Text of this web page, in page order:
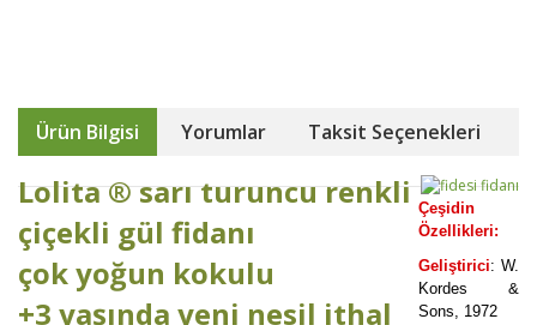
Ürün Bilgisi Yorumlar Taksit Seçenekleri
Lolita® sarı turuncu renkli
çiçekli gül fidanı
çok yoğun kokulu
+3 yaşında yeni nesil ithal
Çeşidin
Özellikleri:
Geliştirici: W.
Kordes &
Sons, 1972